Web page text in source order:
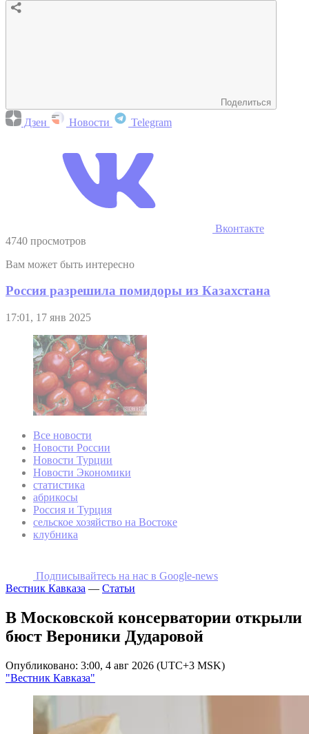
Поделиться
Дзен Новости Telegram
Вконтакте
4740 просмотров
Вам может быть интересно
Россия разрешила помидоры из Казахстана
17:01, 17 янв 2025
Все новости
Новости России
Новости Турции
Новости Экономики
статистика
абрикосы
Россия и Турция
сельское хозяйство на Востоке
клубника
Подписывайтесь на наc в Google-news
Вестник Кавказа — Статьи
В Московской консерватории открыли
бюст Вероники Дударовой
Опубликовано: 3:00, 4 авг 2026 (UTC+3 MSK)
"Вестник Кавказа"